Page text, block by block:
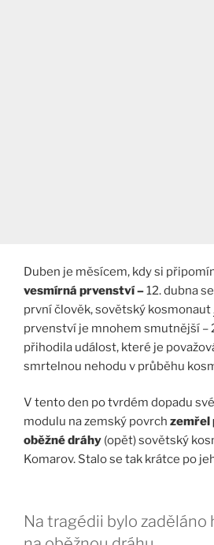
Duben je měsícem, kdy si
vesmírná prvenství –12. dubna
první člověk, sovětský kosmonaut
prvenství je mnohem smutnější –
přihodila událost, které je
smrtelnou nehodu v průběhu
V tento den po tvrdém dopadu
modulu na zemský povrch zemřel
oběžné dráhy (opět) sovětský
Komarov. Stalo se tak krátce po
Na tragédii bylo zaděláno